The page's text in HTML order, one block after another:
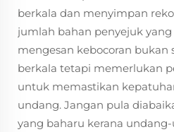
berkala dan menyimpan
jumlah bahan penyejuk
mengesan kebocoran bukan
berkala tetapi memerlukan
untuk memastikan
undang. Jangan pula
yang baharu kerana